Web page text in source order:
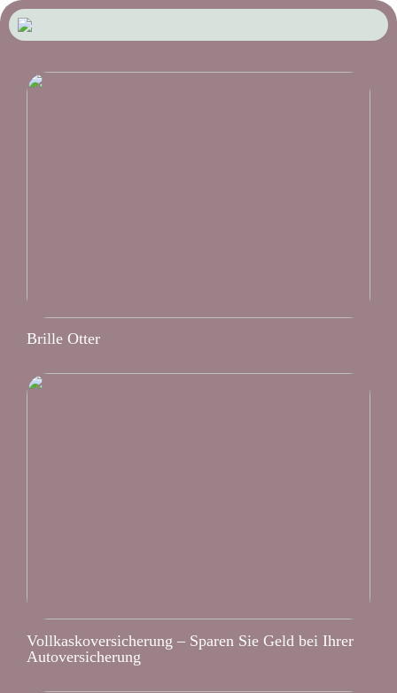
Brille Otter
Vollkaskoversicherung – Sparen Sie Geld bei Ihrer
Autoversicherung